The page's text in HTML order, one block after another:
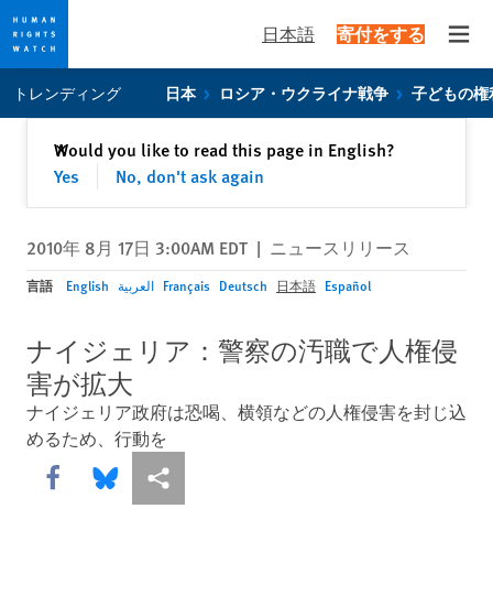
privacy
content
日本語 寄付をする
トレンディング 日本 ロシア・ウクライナ戦争 子どもの権
Would you like to read this page in English?
Yes
No, don't ask again
✕閉じる
2010年 8月 17日 3:00AM EDT | ニュースリリース
言語 English العربية Français Deutsch 日本語 Español
ナイジェリア：警察の汚職で人権侵
害が拡大
ナイジェリア政府は恐喝、横領などの人権侵害を封じ込
めるため、行動を
Share this via Facebook
Share this via Bluesky
More sharing options